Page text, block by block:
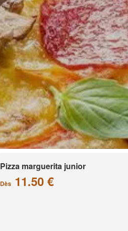
Pizza marguerita junior
Dès 11.50 €